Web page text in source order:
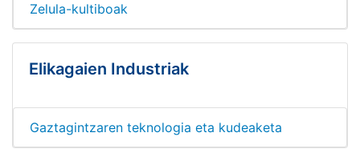
Zelula-kultiboak
Elikagaien Industriak
Gaztagintzaren teknologia eta kudeaketa